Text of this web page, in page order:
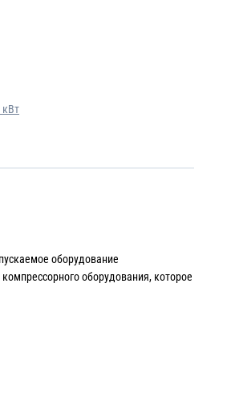
кВт
оборудование
оборудования, которое